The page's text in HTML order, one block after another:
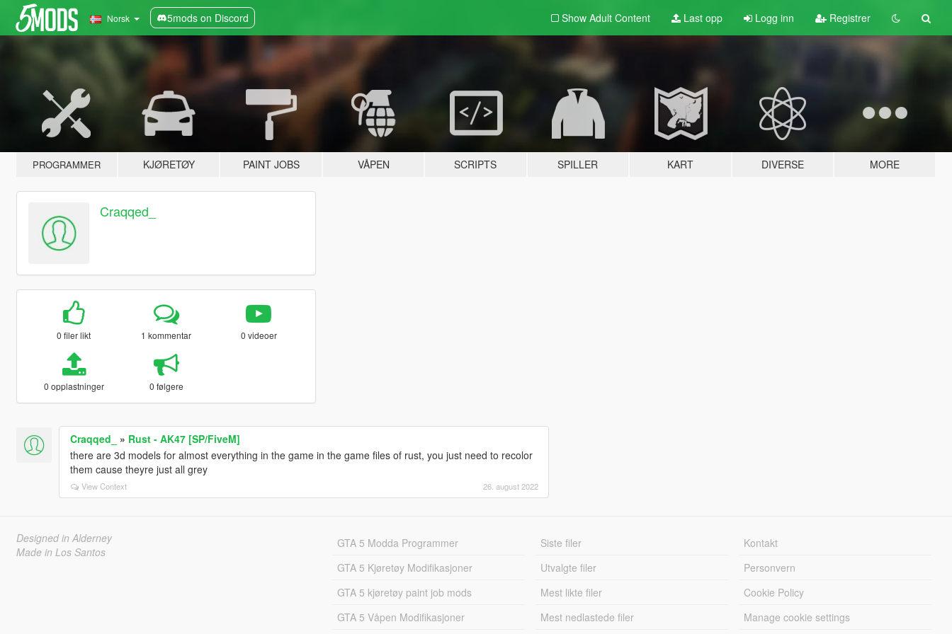
Norsk 5mods on Discord Show Adult Content Last opp Logg inn Registrer
PROGRAMMER KJØRETØY PAINT JOBS VÅPEN SCRIPTS SPILLER KART DIVERSE MORE
Craqqed_
0 filer likt 1 kommentar 0 videoer
0 opplastninger 0 følgere
Craqqed_ » Rust - AK47 [SP/FiveM]
there are 3d models for almost everything in the game in the game files of rust, you just need to recolor
them cause theyre just all grey
View Context 26. august 2022
Designed in Alderney
Made in Los Santos
GTA 5 Modda Programmer
GTA 5 Kjøretøy Modifikasjoner
GTA 5 kjøretøy paint job mods
GTA 5 Våpen Modifikasjoner
Siste filer
Utvalgte filer
Mest likte filer
Mest nedlastede filer
Kontakt
Personvern
Cookie Policy
Manage cookie settings